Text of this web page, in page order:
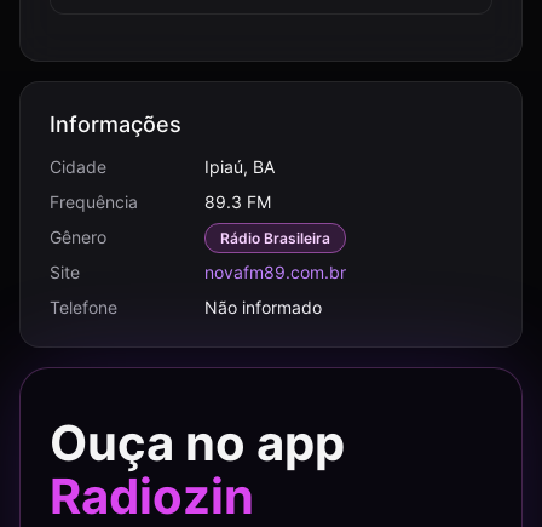
Informações
Cidade
Ipiaú, BA
Frequência
89.3 FM
Gênero
Rádio Brasileira
Site
novafm89.com.br
Telefone
Não informado
Ouça no app
Radiozin